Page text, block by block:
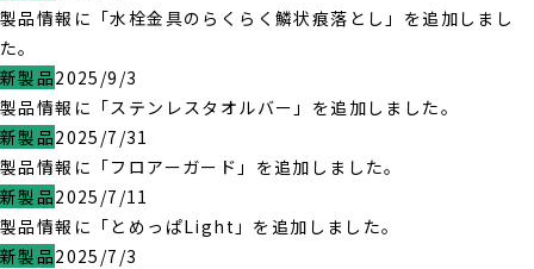
製品情報に「水栓金具のらくらく鱗状痕落とし」を追加しまし
た。
新製品2025/9/3
製品情報に「ステンレスタオルバー」を追加しました。
新製品2025/7/31
製品情報に「フロアーガード」を追加しました。
新製品2025/7/11
製品情報に「とめっぱLight」を追加しました。
新製品2025/7/3